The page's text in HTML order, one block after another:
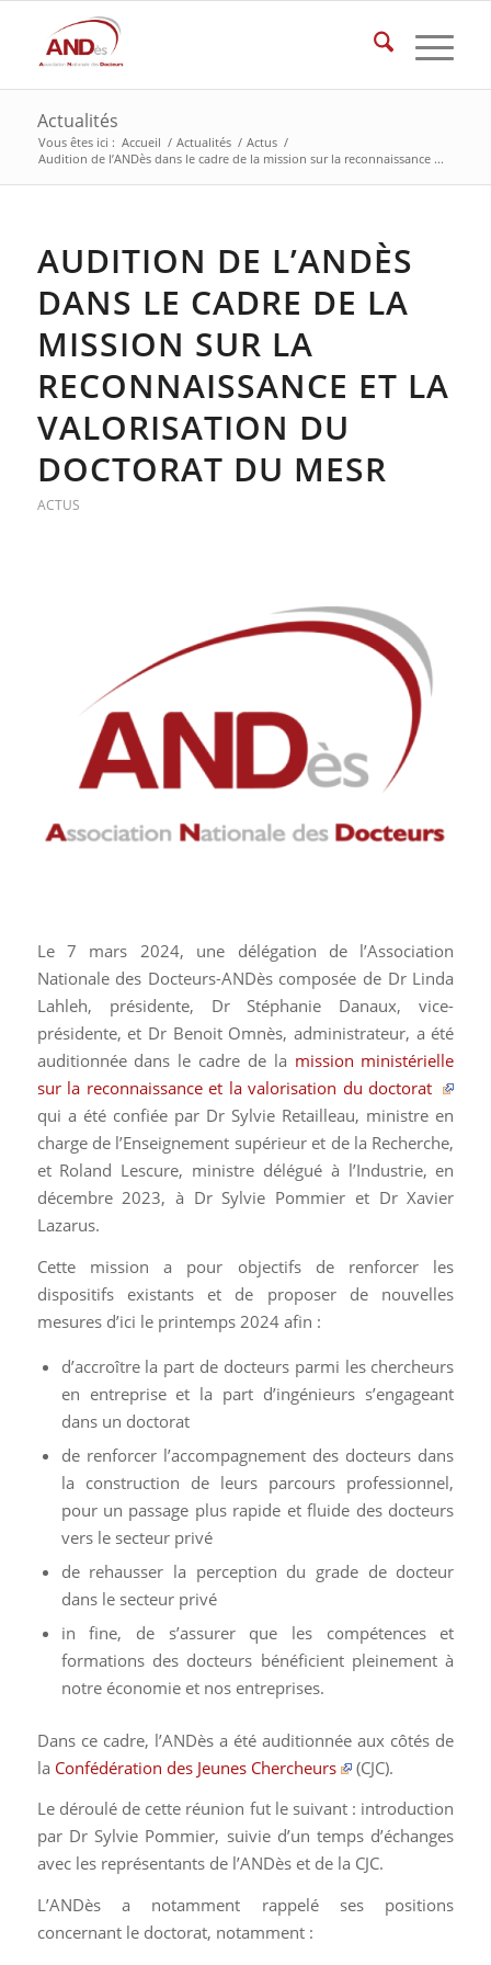
Actualités
Vous êtes ici : Accueil / Actualités / Actus /
Audition de l’ANDès dans le cadre de la mission sur la reconnaissance ...
AUDITION DE L’ANDÈS
DANS LE CADRE DE LA
MISSION SUR LA
RECONNAISSANCE ET LA
VALORISATION DU
DOCTORAT DU MESR
ACTUS
Le 7 mars 2024, une délégation de l’Association
Nationale des Docteurs-ANDès composée de Dr Linda
Lahleh, présidente, Dr Stéphanie Danaux, vice-
présidente, et Dr Benoit Omnès, administrateur, a été
auditionnée dans le cadre de la mission ministérielle
sur la reconnaissance et la valorisation du doctorat
qui a été confiée par Dr Sylvie Retailleau, ministre en
charge de l’Enseignement supérieur et de la Recherche,
et Roland Lescure, ministre délégué à l’Industrie, en
décembre 2023, à Dr Sylvie Pommier et Dr Xavier
Lazarus.
Cette mission a pour objectifs de renforcer les
dispositifs existants et de proposer de nouvelles
mesures d’ici le printemps 2024 afin :
d’accroître la part de docteurs parmi les chercheurs
en entreprise et la part d’ingénieurs s’engageant
dans un doctorat
de renforcer l’accompagnement des docteurs dans
la construction de leurs parcours professionnel,
pour un passage plus rapide et fluide des docteurs
vers le secteur privé
de rehausser la perception du grade de docteur
dans le secteur privé
in fine, de s’assurer que les compétences et
formations des docteurs bénéficient pleinement à
notre économie et nos entreprises.
Dans ce cadre, l’ANDès a été auditionnée aux côtés de
la Confédération des Jeunes Chercheurs
(CJC).
Le déroulé de cette réunion fut le suivant : introduction
par Dr Sylvie Pommier, suivie d’un temps d’échanges
avec les représentants de l’ANDès et de la CJC.
L’ANDès a notamment rappelé ses positions
concernant le doctorat, notamment :